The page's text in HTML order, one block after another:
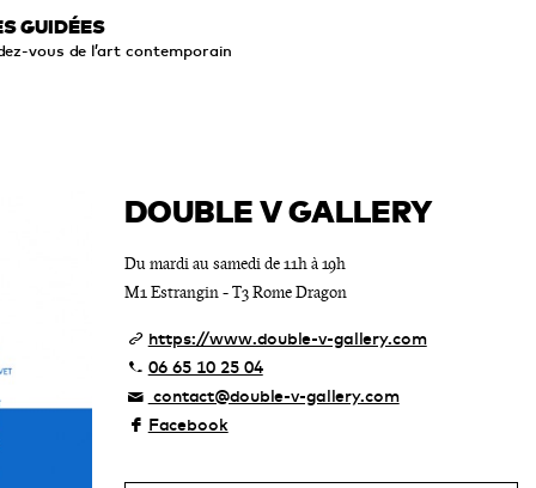
GUIDÉES
vous de l’art contemporain
DOUBLE V GALLERY
Du mardi au samedi de 11h à 19h
M1 Estrangin - T3 Rome Dragon
https://www.double-v-gallery.com
06 65 10 25 04
contact@double-v-gallery.com
Facebook